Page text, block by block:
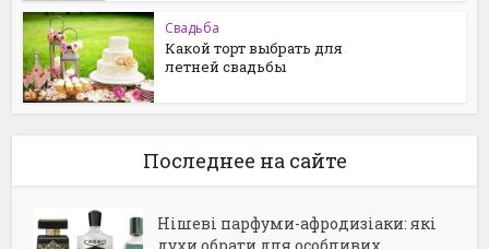
Свадьба
Какой торт выбрать для
летней свадьбы
Последнее на сайте
Нішеві парфуми-афродизіаки: які